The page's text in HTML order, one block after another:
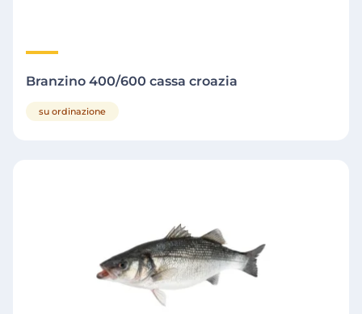
Branzino 400/600 cassa croazia
su ordinazione